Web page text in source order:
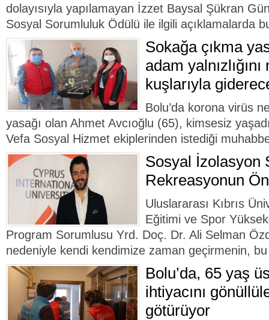
dolayısıyla yapılamayan İzzet Baysal Şükran
Sosyal Sorumluluk Ödülü ile ilgili açıklamalarda
Sokağa çıkma
adam
kuşlarıyla
Bolu’da korona virüs
yasağı olan Ahmet Avcıoğlu (65), kimsesiz
Vefa Sosyal Hizmet ekiplerinden istediği
Sosyal İzolasyon
Rekreasyonun
Uluslararası Kıbrıs
Eğitimi ve Spor
Program Sorumlusu Yrd. Doç. Dr. Ali Selman
nedeniyle kendi kendimize zaman geçirmenin,
Bolu’da, 65 yaş
ihtiyacını
götürüyor